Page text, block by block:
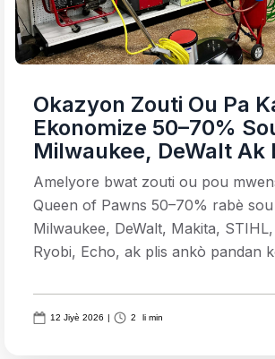
Okazyon Zouti Ou Pa
Ekonomize 50–70%
Milwaukee, DeWalt Ak
Amelyore bwat zouti ou pou
Queen of Pawns 50–70% rabè
Milwaukee, DeWalt, Makita,
Ryobi, Echo, ak plis ankò pandan
12 Jiyè 2026 | 2 li min